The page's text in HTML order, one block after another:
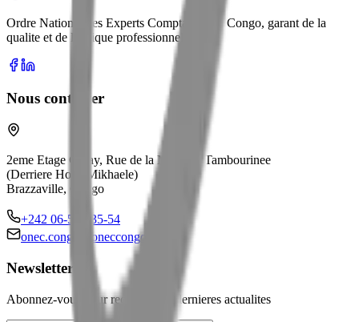
Ordre National des Experts Comptables du Congo, garant de la
qualite et de l'ethique professionnelle.
Nous contacter
2eme Etage Coray, Rue de la Musique Tambourinee
(Derriere Hotel Mikhaele)
Brazzaville, Congo
+242 06-518-35-54
onec.congo@oneccongo.org
Newsletter
Abonnez-vous pour recevoir nos dernieres actualites